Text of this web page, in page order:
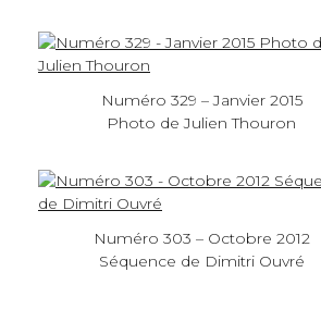
Numéro 329 – Janvier 2015
Photo de Julien Thouron
Numéro 303 – Octobre 2012
Séquence de Dimitri Ouvré